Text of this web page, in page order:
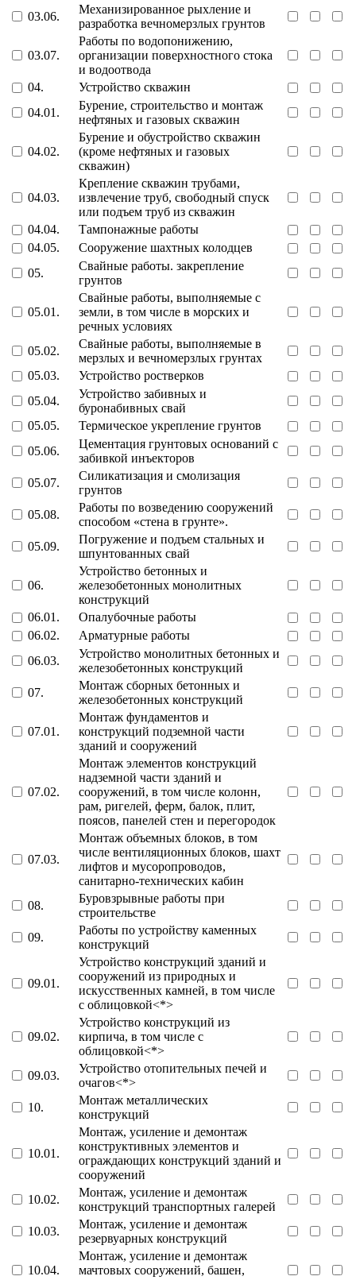
03.06.
Механизированное рыхление и
разработка вечномерзлых грунтов
03.07.
Работы по водопонижению,
организации поверхностного стока
и водоотвода
04.
Устройство скважин
04.01.
Бурение, строительство и монтаж
нефтяных и газовых скважин
04.02.
Бурение и обустройство скважин
(кроме нефтяных и газовых
скважин)
04.03.
Крепление скважин трубами,
извлечение труб, свободный спуск
или подъем труб из скважин
04.04.
Тампонажные работы
04.05.
Сооружение шахтных колодцев
05.
Свайные работы. закрепление
грунтов
05.01.
Свайные работы, выполняемые с
земли, в том числе в морских и
речных условиях
05.02.
Свайные работы, выполняемые в
мерзлых и вечномерзлых грунтах
05.03.
Устройство ростверков
05.04.
Устройство забивных и
буронабивных свай
05.05.
Термическое укрепление грунтов
05.06.
Цементация грунтовых оснований с
забивкой инъекторов
05.07.
Силикатизация и смолизация
грунтов
05.08.
Работы по возведению сооружений
способом «стена в грунте».
05.09.
Погружение и подъем стальных и
шпунтованных свай
06.
Устройство бетонных и
железобетонных монолитных
конструкций
06.01.
Опалубочные работы
06.02.
Арматурные работы
06.03.
Устройство монолитных бетонных и
железобетонных конструкций
07.
Монтаж сборных бетонных и
железобетонных конструкций
07.01.
Монтаж фундаментов и
конструкций подземной части
зданий и сооружений
07.02.
Монтаж элементов конструкций
надземной части зданий и
сооружений, в том числе колонн,
рам, ригелей, ферм, балок, плит,
поясов, панелей стен и перегородок
07.03.
Монтаж объемных блоков, в том
числе вентиляционных блоков, шахт
лифтов и мусоропроводов,
санитарно-технических кабин
08.
Буровзрывные работы при
строительстве
09.
Работы по устройству каменных
конструкций
09.01.
Устройство конструкций зданий и
сооружений из природных и
искусственных камней, в том числе
с облицовкой<*>
09.02.
Устройство конструкций из
кирпича, в том числе с
облицовкой<*>
09.03.
Устройство отопительных печей и
очагов<*>
10.
Монтаж металлических
конструкций
10.01.
Монтаж, усиление и демонтаж
конструктивных элементов и
ограждающих конструкций зданий и
сооружений
10.02.
Монтаж, усиление и демонтаж
конструкций транспортных галерей
10.03.
Монтаж, усиление и демонтаж
резервуарных конструкций
10.04.
Монтаж, усиление и демонтаж
мачтовых сооружений, башен,